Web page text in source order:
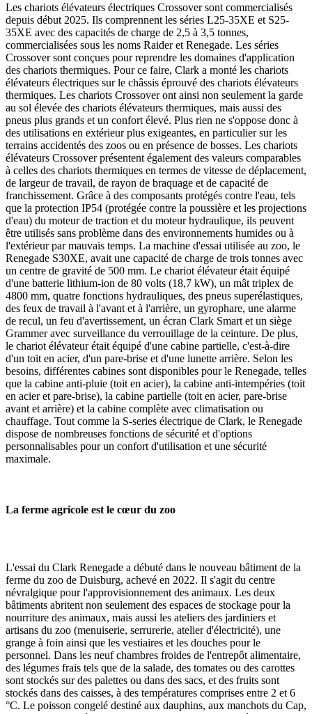
Les chariots élévateurs électriques Crossover sont commercialisés
depuis début 2025. Ils comprennent les séries L25-35XE et S25-
35XE avec des capacités de charge de 2,5 à 3,5 tonnes,
commercialisées sous les noms Raider et Renegade. Les séries
Crossover sont conçues pour reprendre les domaines d'application
des chariots thermiques. Pour ce faire, Clark a monté les chariots
élévateurs électriques sur le châssis éprouvé des chariots élévateurs
thermiques. Les chariots Crossover ont ainsi non seulement la garde
au sol élevée des chariots élévateurs thermiques, mais aussi des
pneus plus grands et un confort élevé. Plus rien ne s'oppose donc à
des utilisations en extérieur plus exigeantes, en particulier sur les
terrains accidentés des zoos ou en présence de bosses. Les chariots
élévateurs Crossover présentent également des valeurs comparables
à celles des chariots thermiques en termes de vitesse de déplacement,
de largeur de travail, de rayon de braquage et de capacité de
franchissement. Grâce à des composants protégés contre l'eau, tels
que la protection IP54 (protégée contre la poussière et les projections
d'eau) du moteur de traction et du moteur hydraulique, ils peuvent
être utilisés sans problème dans des environnements humides ou à
l'extérieur par mauvais temps. La machine d'essai utilisée au zoo, le
Renegade S30XE, avait une capacité de charge de trois tonnes avec
un centre de gravité de 500 mm. Le chariot élévateur était équipé
d'une batterie lithium-ion de 80 volts (18,7 kW), un mât triplex de
4800 mm, quatre fonctions hydrauliques, des pneus superélastiques,
des feux de travail à l'avant et à l'arrière, un gyrophare, une alarme
de recul, un feu d'avertissement, un écran Clark Smart et un siège
Grammer avec surveillance du verrouillage de la ceinture. De plus,
le chariot élévateur était équipé d'une cabine partielle, c'est-à-dire
d'un toit en acier, d'un pare-brise et d'une lunette arrière. Selon les
besoins, différentes cabines sont disponibles pour le Renegade, telles
que la cabine anti-pluie (toit en acier), la cabine anti-intempéries (toit
en acier et pare-brise), la cabine partielle (toit en acier, pare-brise
avant et arrière) et la cabine complète avec climatisation ou
chauffage. Tout comme la S-series électrique de Clark, le Renegade
dispose de nombreuses fonctions de sécurité et d'options
personnalisables pour un confort d'utilisation et une sécurité
maximale.
La ferme agricole est le cœur du zoo
L'essai du Clark Renegade a débuté dans le nouveau bâtiment de la
ferme du zoo de Duisburg, achevé en 2022. Il s'agit du centre
névralgique pour l'approvisionnement des animaux. Les deux
bâtiments abritent non seulement des espaces de stockage pour la
nourriture des animaux, mais aussi les ateliers des jardiniers et
artisans du zoo (menuiserie, serrurerie, atelier d'électricité), une
grange à foin ainsi que les vestiaires et les douches pour le
personnel. Dans les neuf chambres froides de l'entrepôt alimentaire,
des légumes frais tels que de la salade, des tomates ou des carottes
sont stockés sur des palettes ou dans des sacs, et des fruits sont
stockés dans des caisses, à des températures comprises entre 2 et 6
°C. Le poisson congelé destiné aux dauphins, aux manchots du Cap,